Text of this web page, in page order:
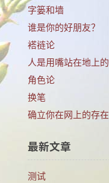
字篓和墙
谁是你的好朋友？
褡裢论
人是用嘴站在地上的
角色论
换笔
确立你在网上的存在
最新文章
测试